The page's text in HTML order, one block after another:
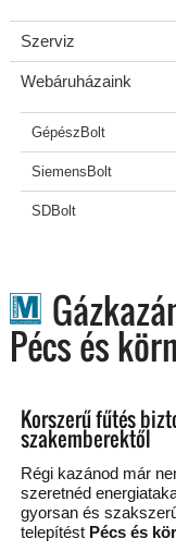
Szerviz
Webáruházaink
GépészBolt
SiemensBolt
SDBolt
Pécs és
Korszerű fűtés
szakemberektől
Régi kazánod már
szeretnéd
gyorsan és
telepítést Pécs és